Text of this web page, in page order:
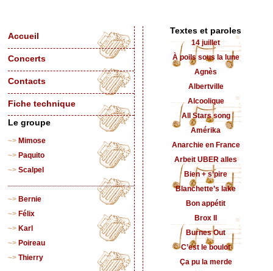
Accueil
Concerts
Contacts
Fiche technique
Le groupe
Mimose
Paquito
Scalpel
Bernie
Félix
Karl
Poireau
Thierry
Textes et paroles
14 juillet
À poils sous la lune
Agnès
Albertville
Alcoolique
All Stars song
Amérika
Anarchie en France
Arbeit UBER alles
Bien + s’pire
Blanchette’s lake
Bon appétit
Brox II
Burnes Out
C’est le boulot
Ça pu la merde